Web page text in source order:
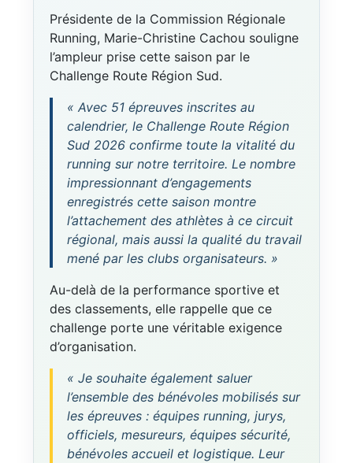
Présidente de la Commission Régionale
Running, Marie-Christine Cachou souligne
l’ampleur prise cette saison par le
Challenge Route Région Sud.
« Avec 51 épreuves inscrites au
calendrier, le Challenge Route Région
Sud 2026 confirme toute la vitalité du
running sur notre territoire. Le nombre
impressionnant d’engagements
enregistrés cette saison montre
l’attachement des athlètes à ce circuit
régional, mais aussi la qualité du travail
mené par les clubs organisateurs. »
Au-delà de la performance sportive et
des classements, elle rappelle que ce
challenge porte une véritable exigence
d’organisation.
« Je souhaite également saluer
l’ensemble des bénévoles mobilisés sur
les épreuves : équipes running, jurys,
officiels, mesureurs, équipes sécurité,
bénévoles accueil et logistique. Leur